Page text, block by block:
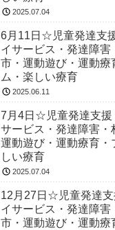
2025.07.04
6月11日☆児童発達支
イサービス・発達障害
市・運動遊び・運動療
ム・楽しい療育
2025.06.11
7月4日☆児童発達支援
サービス・発達障害・
運動遊び・運動療育・
しい療育
2025.07.04
12月27日☆児童発達
イサービス・発達障害
市・運動遊び・運動療